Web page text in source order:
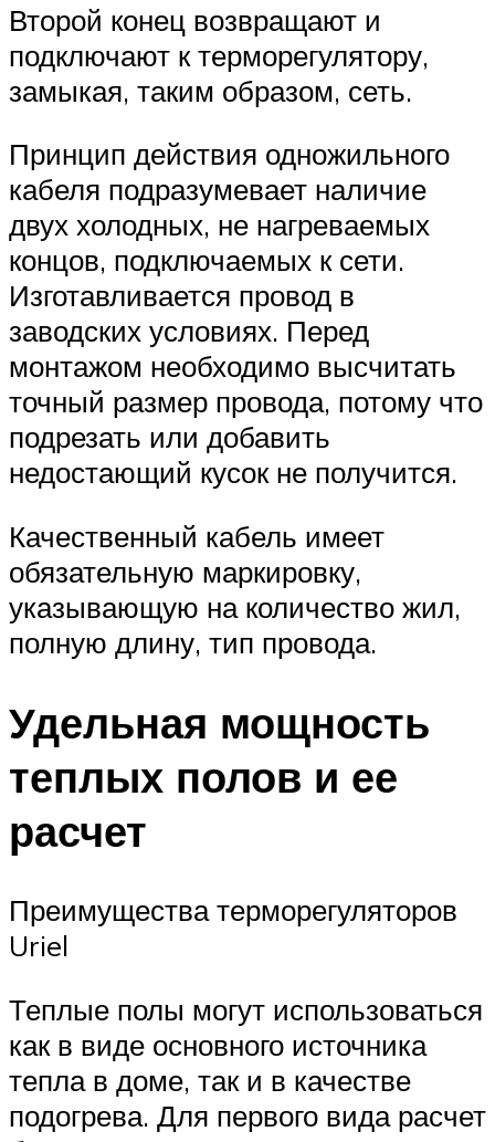
Второй конец возвращают и
подключают к терморегулятору,
замыкая, таким образом, сеть.
Принцип действия одножильного
кабеля подразумевает наличие
двух холодных, не нагреваемых
концов, подключаемых к сети.
Изготавливается провод в
заводских условиях. Перед
монтажом необходимо высчитать
точный размер провода, потому что
подрезать или добавить
недостающий кусок не получится.
Качественный кабель имеет
обязательную маркировку,
указывающую на количество жил,
полную длину, тип провода.
Удельная мощность
теплых полов и ее
расчет
Преимущества терморегуляторов
Uriel
Теплые полы могут использоваться
как в виде основного источника
тепла в доме, так и в качестве
подогрева. Для первого вида расчет